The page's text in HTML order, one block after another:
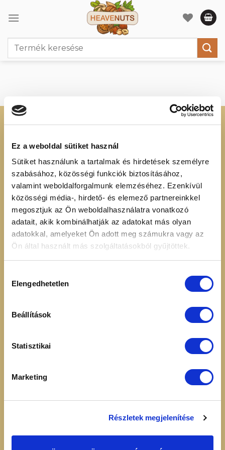
Ez a weboldal sütiket használ
Sütiket használunk a tartalmak és hirdetések személyre
szabásához, közösségi funkciók biztosításához,
valamint weboldalforgalmunk elemzéséhez. Ezenkívül
közösségi média-, hirdető- és elemező partnereinkkel
megosztjuk az Ön weboldalhasználatra vonatkozó
adatait, akik kombinálhatják az adatokat más olyan
adatokkal, amelyeket Ön adott meg számukra vagy az
Ön által használt más szolgáltatásokból gyűjtöttek.
kiválasztása
Elengedhetetlen
Beállítások
Statisztikai
Marketing
Részletek megjelenítése
Keresés
KERESSEN MINKET
+36 70 88 66 154
info@heavenuts.hu
Ügyfélszolgálat:
hétköznaponta 8:00 -
16:00
RENDELÉSI
Cookie tájékoztató
Általános szerződési
feltételek
Szállítási információk
Elállási nyilatkozat
Adatvédelmi
nyilatkozat
Simplepay – Online
fizetési rendszer -
Fizetési tájékoztató